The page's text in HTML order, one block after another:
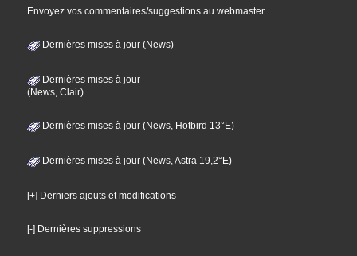
Envoyez vos commentaires/suggestions au webmaster
Dernières mises à jour (News)
Dernières mises à jour
(News, Clair)
Dernières mises à jour (News, Hotbird 13°E)
Dernières mises à jour (News, Astra 19,2°E)
[+] Derniers ajouts et modifications
[-] Dernières suppressions